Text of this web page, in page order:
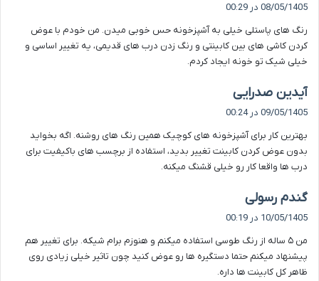
08/05/1405 در 00:29
رنگ های پاستلی خیلی به آشپزخونه حس خوبی میدن. من خودم با عوض
کردن کاشی های بین کابینتی و رنگ زدن درب های قدیمی، یه تغییر اساسی و
خیلی شیک تو خونه ایجاد کردم.
آیدین صدرایی
ف
:
09/05/1405 در 00:24
بهترین کار برای آشپزخونه های کوچیک همین رنگ های روشنه. اگه بخواید
بدون عوض کردن کابینت تغییر بدید، استفاده از برچسب های باکیفیت برای
درب ها واقعا کار رو خیلی قشنگ میکنه.
گندم رسولی
ف
:
10/05/1405 در 00:19
من ۵ ساله از رنگ طوسی استفاده میکنم و هنوزم برام شیکه. برای تغییر هم
پیشنهاد میکنم حتما دستگیره ها رو عوض کنید چون تاثیر خیلی زیادی روی
ظاهر کل کابینت ها داره.